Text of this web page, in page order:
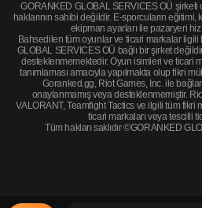
GORANKED GLOBAL SERVICES OÜ şirketi
haklarının sahibi değildir. E-sporcuların
ekipman ayarları ile pazaryeri
Bahsedilen tüm oyunlar ve ticari markalar
GLOBAL SERVICES OÜ bağlı bir şirket
desteklenmemektedir. Oyun isimleri ve ticari
tanımlaması amacıyla yapılmakta olup fikri
Goranked.gg, Riot Games, Inc. ile
onaylanmamış veya desteklenmemiştir.
VALORANT, Teamfight Tactics ve ilgili tüm fikri
ticari markaları veya tescilli
Tüm hakları saklıdır ©GORANKED